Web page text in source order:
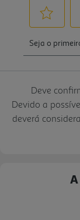
Deve
Devido a
deverá